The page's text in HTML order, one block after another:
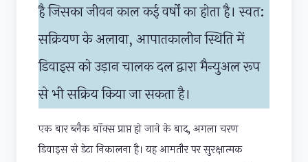
है जिसका जीवन काल कई वर्षों का होता है। स्वत:
सक्रियण के अलावा, आपातकालीन स्थिति में
डिवाइस को उड़ान चालक दल द्वारा मैन्युअल रूप
से भी सक्रिय किया जा सकता है।
एक बार ब्लैक बॉक्स प्राप्त हो जाने के बाद, अगला चरण
डिवाइस से डेटा निकालना है। यह आमतौर पर सुरक्षात्मक